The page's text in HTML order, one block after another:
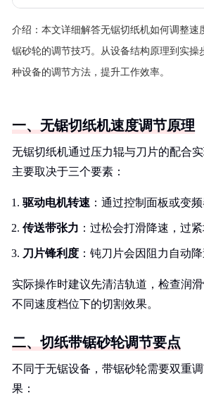
介绍： 本文详细解答无锯切纸机如何调整速
锯砂轮的调节技巧。从设备结构原理到实操
种设备的调节方法，提升工作效率。
一、无锯切纸机速度调节原理
无锯切纸机通过压力辊与刀片的配合
主要取决于三个要素：
驱动电机转速 ：通过控制面板或变
传送带张力 ：过松会打滑降速，过
刀片锋利度 ：钝刀片会因阻力自动
实际操作时建议先清洁轨道，检查润
不同速度档位下的切割效果。
二、切纸带锯砂轮调节要点
不同于无锯设备，带锯砂轮需要双重
果：